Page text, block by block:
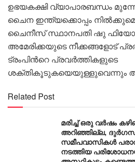
ഉഭയകക്ഷി വ്യാപാരബന്ധം
ചൈന ഇന്ത്യക്കൊപ്പം
ചൈനീസ് സ്ഥാനപതി ഷു
അമേരിക്കയുടെ നീക്കങ്ങളോട്
ട്രംപിന്‍റെ പ്രവർത്തികളുടെ
ശക്തികൂടുകയെയുള്ളുവെന്നും
Related Post
മരിച്ച് ഒരു വര്‍ഷം
അറിഞ്ഞില്ല,
സമീപവാസികള്‍
നടത്തിയ